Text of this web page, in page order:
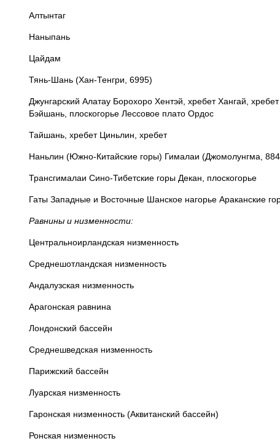
Алтынтаг
Наныпань
Цайдам
Тянь-Шань (Хан-Тенгри, 6995)
Джунгарский Алатау Борохоро Хентэй, хребет Хангай,
Бэйшань, плоскогорье Лессовое плато Ордос
Тайшань, хребет Циньлин, хребет
Наньлин (Южно-Китайские горы) Гималаи (Джомолунгма,
Трансгималаи Сино-Тибетские горы Декан, плоскогорье
Гаты Западные и Восточные Шанское нагорье Араканские
Равнины и низменности:
Центральноирландская низменность
Среднешотландская низменность
Андалузская низменность
Арагонская равнина
Лондонский бассейн
Среднешведская низменность
Парижский бассейн
Луарская низменность
Гаронская низменность (Аквитанский бассейн)
Ронская низменность